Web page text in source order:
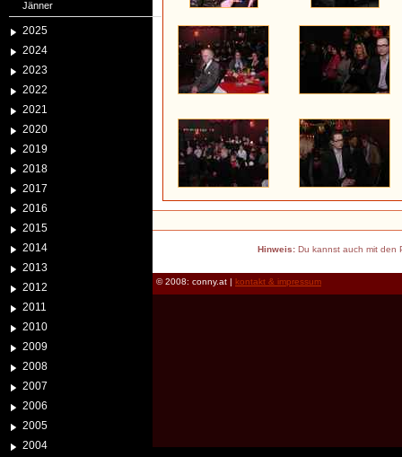
Jänner
2025
2024
2023
2022
2021
2020
2019
2018
2017
2016
2015
2014
2013
2012
2011
2010
2009
2008
2007
2006
2005
2004
Hinweis:Du kannst auch mit den
© 2008: conny.at | kontakt & impressum